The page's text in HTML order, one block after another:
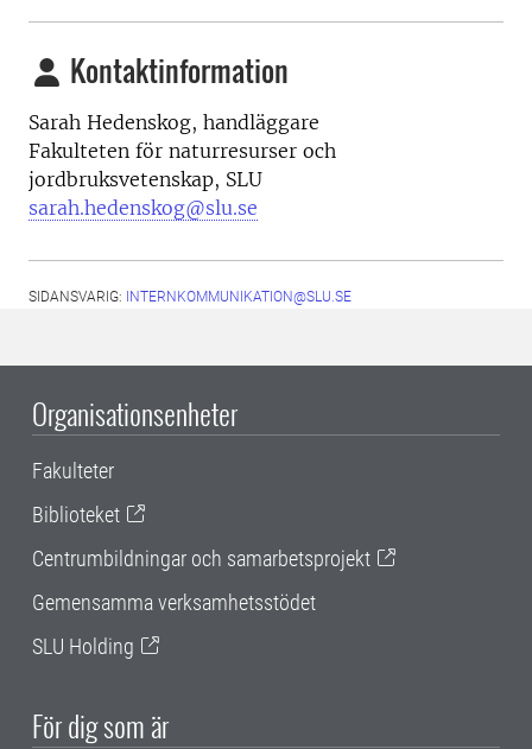
Kontaktinformation
Sarah Hedenskog, handläggare
Fakulteten för naturresurser och
jordbruksvetenskap, SLU
sarah.hedenskog@slu.se
SIDANSVARIG: INTERNKOMMUNIKATION@SLU.SE
Organisationsenheter
Fakulteter
Biblioteket
Centrumbildningar och samarbetsprojekt
Gemensamma verksamhetsstödet
SLU Holding
För dig som är